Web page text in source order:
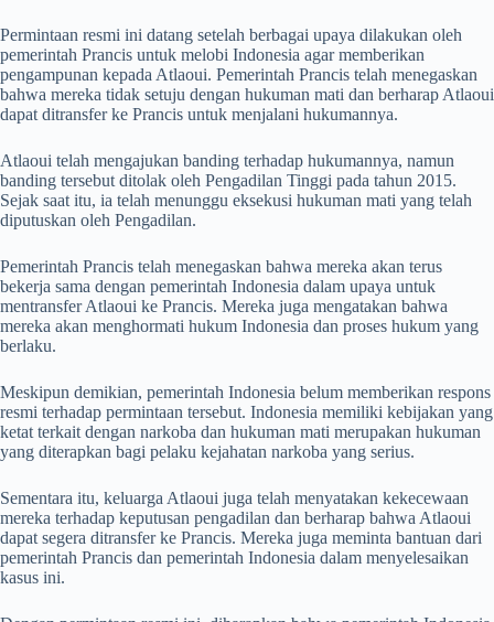
Permintaan resmi ini datang setelah berbagai upaya dilakukan oleh
pemerintah Prancis untuk melobi Indonesia agar memberikan
pengampunan kepada Atlaoui. Pemerintah Prancis telah menegaskan
bahwa mereka tidak setuju dengan hukuman mati dan berharap Atlaoui
dapat ditransfer ke Prancis untuk menjalani hukumannya.
Atlaoui telah mengajukan banding terhadap hukumannya, namun
banding tersebut ditolak oleh Pengadilan Tinggi pada tahun 2015.
Sejak saat itu, ia telah menunggu eksekusi hukuman mati yang telah
diputuskan oleh Pengadilan.
Pemerintah Prancis telah menegaskan bahwa mereka akan terus
bekerja sama dengan pemerintah Indonesia dalam upaya untuk
mentransfer Atlaoui ke Prancis. Mereka juga mengatakan bahwa
mereka akan menghormati hukum Indonesia dan proses hukum yang
berlaku.
Meskipun demikian, pemerintah Indonesia belum memberikan respons
resmi terhadap permintaan tersebut. Indonesia memiliki kebijakan yang
ketat terkait dengan narkoba dan hukuman mati merupakan hukuman
yang diterapkan bagi pelaku kejahatan narkoba yang serius.
Sementara itu, keluarga Atlaoui juga telah menyatakan kekecewaan
mereka terhadap keputusan pengadilan dan berharap bahwa Atlaoui
dapat segera ditransfer ke Prancis. Mereka juga meminta bantuan dari
pemerintah Prancis dan pemerintah Indonesia dalam menyelesaikan
kasus ini.